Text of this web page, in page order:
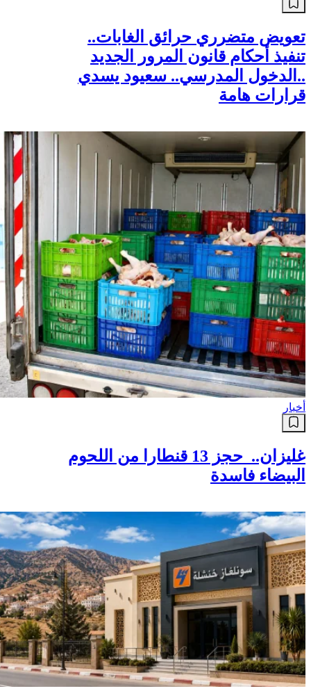
تعويض متضرري حرائق الغابات..
تنفيذ أحكام قانون المرور الجديد
..الدخول المدرسي.. سعيود يسدي
قرارات هامة
أخبار
غليزان.. حجز 13 قنطارا من اللحوم
البيضاء فاسدة